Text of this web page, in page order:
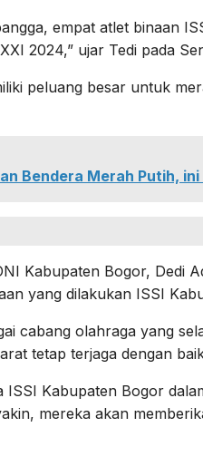
empat atlet binaan
2024,” ujar Tedi pada
peluang besar untuk
Bendera Merah Putih,
Kabupaten Bogor, Dedi
yang dilakukan ISSI
cabang olahraga yang
tetap terjaga dengan
ISSI Kabupaten Bogor
mereka akan